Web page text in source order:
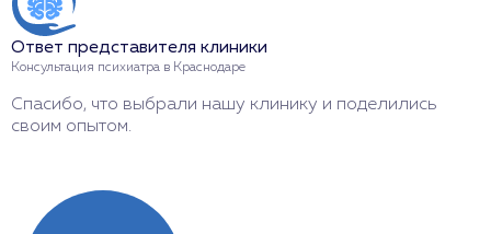
Ответ представителя клиники
Консультация психиатра в Краснодаре
Спасибо, что выбрали нашу клинику и поделились
своим опытом.